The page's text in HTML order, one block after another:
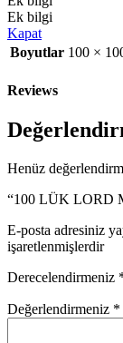
Ek bilgi
Kapat
Boyutlar 100 ×
Reviews
Henüz
“100 LÜK LORD
E-posta adresiniz
işaretlenmişlerdir
Derecelendirmeniz
Değerlendirmeniz *